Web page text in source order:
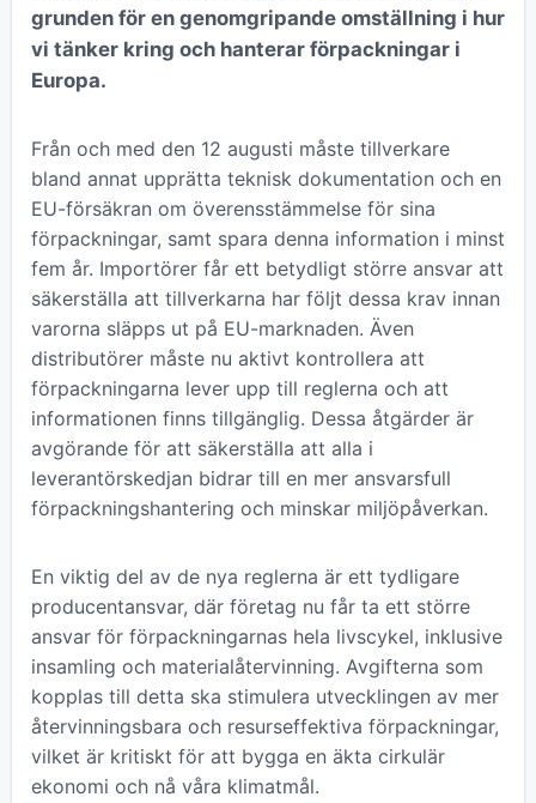
grunden för en genomgripande omställning i hur
vi tänker kring och hanterar förpackningar i
Europa.
Från och med den 12 augusti måste tillverkare
bland annat upprätta teknisk dokumentation och en
EU-försäkran om överensstämmelse för sina
förpackningar, samt spara denna information i minst
fem år. Importörer får ett betydligt större ansvar att
säkerställa att tillverkarna har följt dessa krav innan
varorna släpps ut på EU-marknaden. Även
distributörer måste nu aktivt kontrollera att
förpackningarna lever upp till reglerna och att
informationen finns tillgänglig. Dessa åtgärder är
avgörande för att säkerställa att alla i
leverantörskedjan bidrar till en mer ansvarsfull
förpackningshantering och minskar miljöpåverkan.
En viktig del av de nya reglerna är ett tydligare
producentansvar, där företag nu får ta ett större
ansvar för förpackningarnas hela livscykel, inklusive
insamling och materialåtervinning. Avgifterna som
kopplas till detta ska stimulera utvecklingen av mer
återvinningsbara och resurseffektiva förpackningar,
vilket är kritiskt för att bygga en äkta cirkulär
ekonomi och nå våra klimatmål.